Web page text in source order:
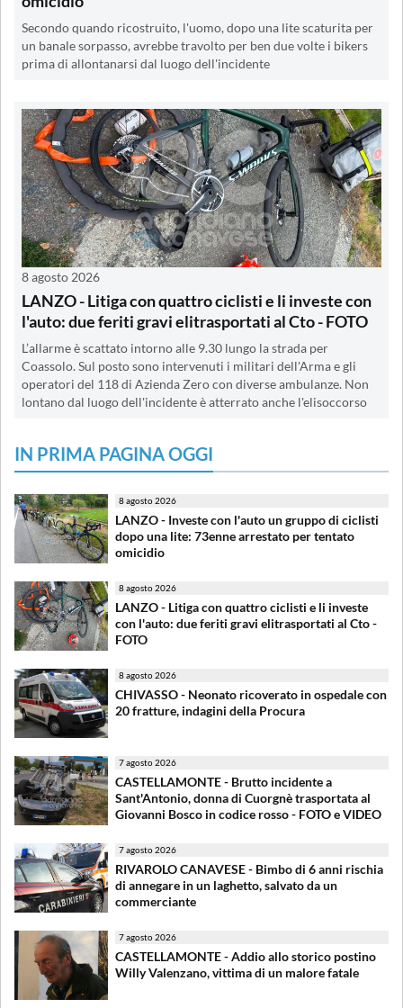
Secondo quando ricostruito, l'uomo, dopo una lite scaturita per
un banale sorpasso, avrebbe travolto per ben due volte i bikers
prima di allontanarsi dal luogo dell'incidente
8 agosto 2026
LANZO - Litiga con quattro ciclisti e li investe con
l'auto: due feriti gravi elitrasportati al Cto - FOTO
L’allarme è scattato intorno alle 9.30 lungo la strada per
Coassolo. Sul posto sono intervenuti i militari dell'Arma e gli
operatori del 118 di Azienda Zero con diverse ambulanze. Non
lontano dal luogo dell'incidente è atterrato anche l'elisoccorso
IN PRIMA PAGINA OGGI
8 agosto 2026
LANZO - Investe con l'auto un gruppo di ciclisti
dopo una lite: 73enne arrestato per tentato
omicidio
8 agosto 2026
LANZO - Litiga con quattro ciclisti e li investe
con l'auto: due feriti gravi elitrasportati al Cto -
FOTO
8 agosto 2026
CHIVASSO - Neonato ricoverato in ospedale con
20 fratture, indagini della Procura
7 agosto 2026
CASTELLAMONTE - Brutto incidente a
Sant'Antonio, donna di Cuorgnè trasportata al
Giovanni Bosco in codice rosso - FOTO e VIDEO
7 agosto 2026
RIVAROLO CANAVESE - Bimbo di 6 anni rischia
di annegare in un laghetto, salvato da un
commerciante
7 agosto 2026
CASTELLAMONTE - Addio allo storico postino
Willy Valenzano, vittima di un malore fatale